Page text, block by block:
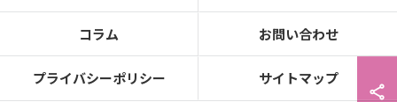
コラム お問い合わせ
プライバシーポリシー サイトマップ